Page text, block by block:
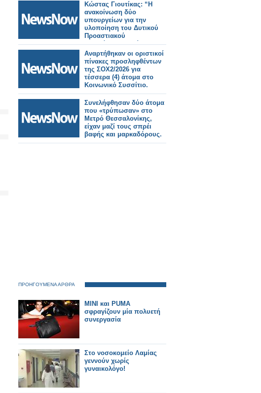
Κώστας Γιουτίκας: “Η
ανακοίνωση δύο
υπουργείων για την
υλοποίηση του Δυτικού
Προαστιακού
Σιδηρόδρομου, είναι μια
πολύ θετική εξέλιξη για τη
Θεσσαλονίκη”
Αναρτήθηκαν οι οριστικοί
πίνακες προσληφθέντων
της ΣΟΧ2/2026 για
τέσσερα (4) άτομα στο
Κοινωνικό Συσσίτιο.
Συνελήφθησαν δύο άτομα
που «τρύπωσαν» στο
Μετρό Θεσσαλονίκης,
είχαν μαζί τους σπρέι
βαφής και μαρκαδόρους.
ΠΡΟΗΓΟΥΜΕΝΑ ΑΡΘΡΑ
ΜΙΝΙ και PUMA
σφραγίζουν μία πολυετή
συνεργασία
Στο νοσοκομείο Λαμίας
γεννούν χωρίς
γυναικολόγο!